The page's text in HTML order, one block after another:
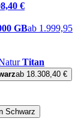
€
GBab 1.999,95
Titan
ab 18.308,40 €
Schwarz